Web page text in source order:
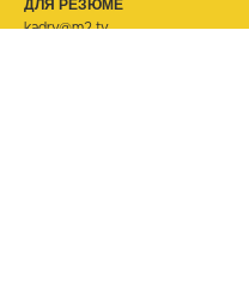
ДЛЯ РЕЗЮМЕ
kadry@m2.tv